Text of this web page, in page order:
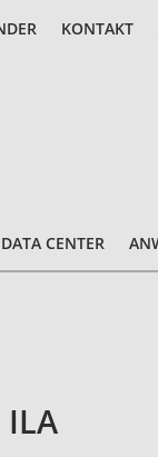
KONTAKT
DATA CENTER